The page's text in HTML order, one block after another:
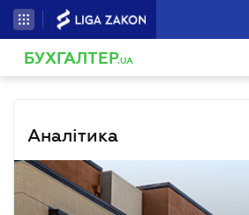
БУХГАЛТЕР.UA
Аналітика